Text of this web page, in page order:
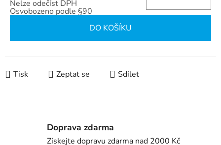
Nelze odečíst DPH
Osvobozeno podle §90
DO KOŠÍKU
Tisk Zeptat se Sdílet
Doprava zdarma
Získejte dopravu zdarma nad 2000 Kč